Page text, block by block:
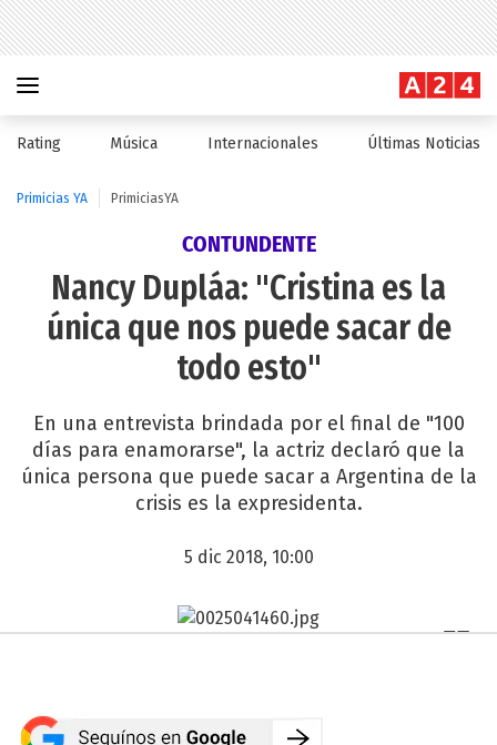
Rating Música Internacionales Últimas Noticias
Primicias YA PrimiciasYA
CONTUNDENTE
Nancy Dupláa: "Cristina es la
única que nos puede sacar de
todo esto"
En una entrevista brindada por el final de "100
días para enamorarse", la actriz declaró que la
única persona que puede sacar a Argentina de la
crisis es la expresidenta.
5 dic 2018, 10:00